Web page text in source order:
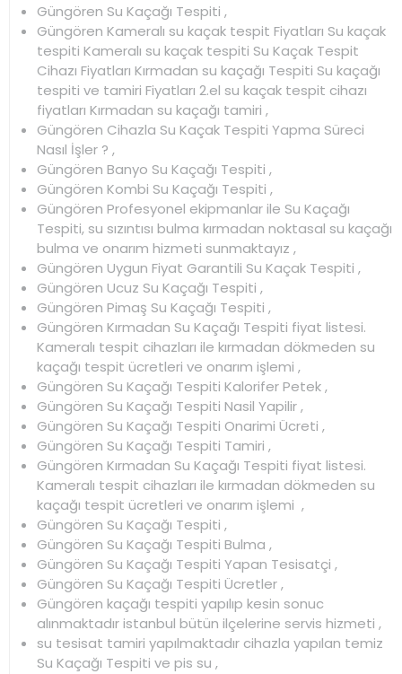
Güngören Su Kaçağı Tespiti ,
Güngören Kameralı su kaçak tespit Fiyatları Su kaçak
tespiti Kameralı su kaçak tespiti Su Kaçak Tespit
Cihazı Fiyatları Kırmadan su kaçağı Tespiti Su kaçağı
tespiti ve tamiri Fiyatları 2.el su kaçak tespit cihazı
fiyatları Kırmadan su kaçağı tamiri ,
Güngören Cihazla Su Kaçak Tespiti Yapma Süreci
Nasıl İşler ? ,
Güngören Banyo Su Kaçağı Tespiti ,
Güngören Kombi Su Kaçağı Tespiti ,
Güngören Profesyonel ekipmanlar ile Su Kaçağı
Tespiti, su sızıntısı bulma kırmadan noktasal su kaçağı
bulma ve onarım hizmeti sunmaktayız ,
Güngören Uygun Fiyat Garantili Su Kaçak Tespiti ,
Güngören Ucuz Su Kaçağı Tespiti ,
Güngören Pimaş Su Kaçağı Tespiti ,
Güngören Kırmadan Su Kaçağı Tespiti fiyat listesi.
Kameralı tespit cihazları ile kırmadan dökmeden su
kaçağı tespit ücretleri ve onarım işlemi ,
Güngören Su Kaçağı Tespiti Kalorifer Petek ,
Güngören Su Kaçağı Tespiti Nasil Yapilir ,
Güngören Su Kaçağı Tespiti Onarimi Ücreti ,
Güngören Su Kaçağı Tespiti Tamiri ,
Güngören Kırmadan Su Kaçağı Tespiti fiyat listesi.
Kameralı tespit cihazları ile kırmadan dökmeden su
kaçağı tespit ücretleri ve onarım işlemi ,
Güngören Su Kaçağı Tespiti ,
Güngören Su Kaçağı Tespiti Bulma ,
Güngören Su Kaçağı Tespiti Yapan Tesisatçi ,
Güngören Su Kaçağı Tespiti Ücretler ,
Güngören kaçağı tespiti yapılıp kesin sonuc
alınmaktadır istanbul bütün ilçelerine servis hizmeti ,
su tesisat tamiri yapılmaktadır cihazla yapılan temiz
Su Kaçağı Tespiti ve pis su ,